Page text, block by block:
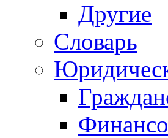
Другие
Словарь